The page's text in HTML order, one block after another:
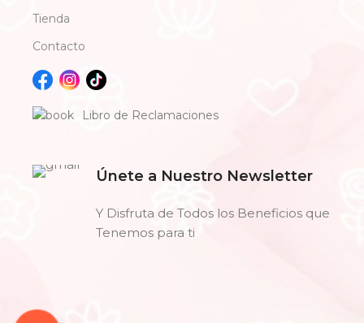
Tienda
Contacto
Libro de Reclamaciones
Únete a Nuestro Newsletter
Y Disfruta de Todos los Beneficios que
Tenemos para ti